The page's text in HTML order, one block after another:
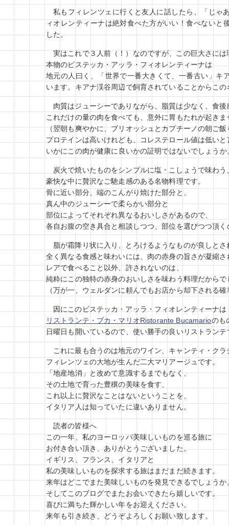
私もフィレンツェに行くと友人に話したら、「じゃ
ィオレンティーナは絶対食べた方がいい！食べないと
した。
実はこれで３人前（！）なのですが、この巨大さに
本物のビステッカ・アッラ・フィオレンティーナは
地元の人曰く、「世界で一番大きくて、一番古い」キ
います。キアナ渓谷周辺で飼育されていることからこ
肉質はジューシーでありながら、脂質は少なく、食
これだけの量の肉を食べても、意外に胃もたれが起きま
（翌朝も爽やかに、ブリオッシュとカプチーノの朝ご
プロテインは高いけれども、コレステロール値は低い
いかにこの肉が健康に良いかの証明ではないでしょうか
炭火で焼いたものをシンプルに塩・こしょうで味わう
豪快な中に贅沢なご馳走感のある名物料理です。
骨に近い部分、端のこんがり焼けた部分と、
真ん中のジューシーで柔らかい部分と
部位によってそれぞれ異なるおいしさがあるので、
各自お腹の空き具合と相談しつつ、部位を選びつつ頂
脂が霜降り状に入り、とろけるようなものが良しと
全く異なる食感と味わいには、肉の赤身の旨さが凝縮さ
レアで食べること以外、許されないのは、
純粋にこの独特の赤身のおいしさを味わう料理だからで
（万が一、ウェルダンに頼んでもお店から却下される
因にこのビステッカ・アッラ・フィオレンティーナは
リストランテ・ブカ・マリオRistorante Bucamarioのも
日曜日も開いているので、使い勝手の良いリストランテ
これに最も合うのは地元のワイン、キャンティ・クラ
フィレンツェの大地が生んだ二大マリアージュです。
「地産地消」と改めて意識するまでもなく、
その土地で育った豊穣の美味を食す、
これ以上に贅沢なことはないということを、
イタリア人は知っていたに違いありません。
読者の皆様へ
この一年、私のヨーロッパ美味しいものを巡る旅に
お付き合い頂き、ありがとうございました。
イギリス、フランス、イタリアと
私の美味しいものを探求する旅はまだまだ続きます。
来年はどこでまた美味しいものを発見できるでしょうか
そしてこのブログでまたお会いできたら嬉しいです。
喜びに満ちた輝かしい年をお迎えください。
来年も引き続き、どうぞよろしくお願い致します。